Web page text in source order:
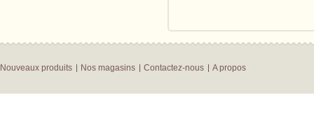
Nouveaux produits Nos magasins Contactez-nous A propos